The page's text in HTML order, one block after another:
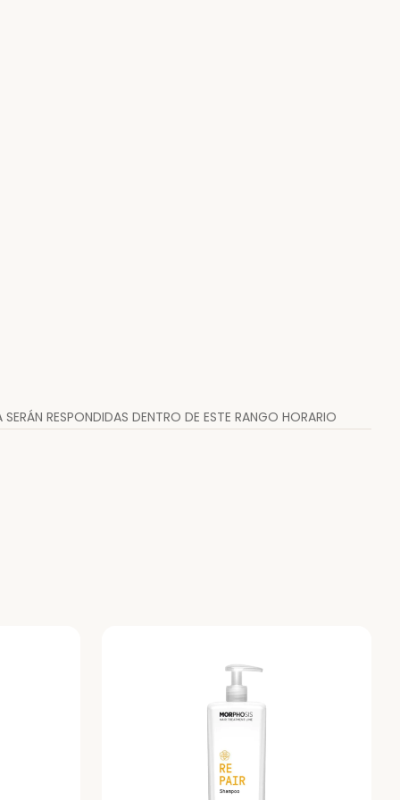
RESPONDIDAS DENTRO DE ESTE RANGO HORARIO